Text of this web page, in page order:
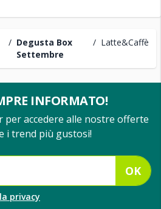
/ Degusta Box
Settembre
/ Latte&Caffè
INFORMATO!
per accedere alle nostre offerte
i trend più gustosi!
OK
privacy